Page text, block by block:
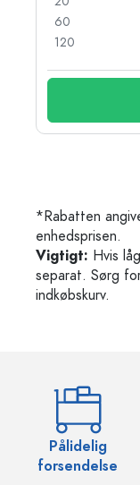
60
120
*Rabatten
enhedsprisen.
Vigtigt: Hvis
separat. Sørg
indkøbskurv.
Pålidelig
forsendelse